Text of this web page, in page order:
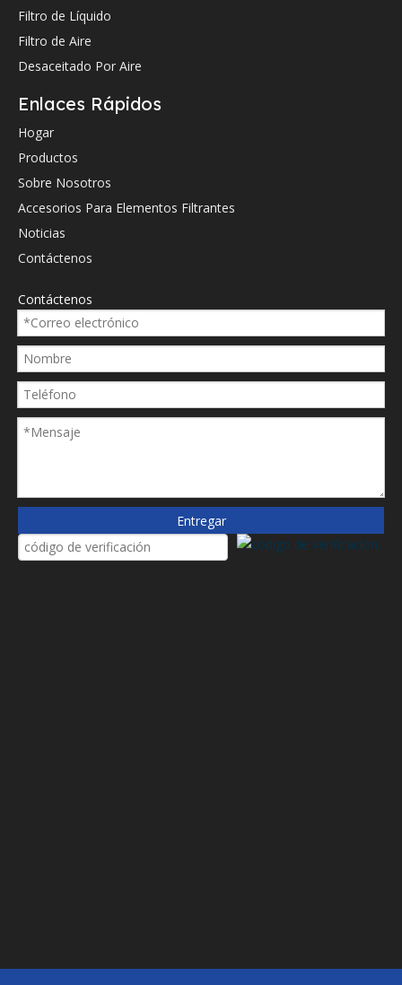
Filtro de Líquido
Filtro de Aire
Desaceitado Por Aire
Enlaces Rápidos
Hogar
Productos
Sobre Nosotros
Accesorios Para Elementos Filtrantes
Noticias
Contáctenos
Contáctenos
Entregar